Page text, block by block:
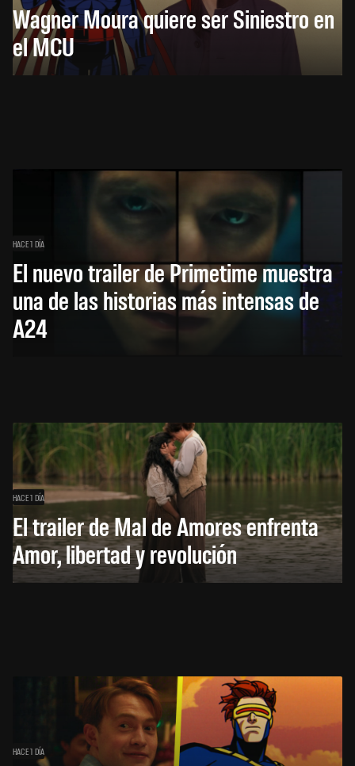
Wagner Moura quiere ser Siniestro en
el MCU
HACE 1 DÍA
El nuevo trailer de Primetime muestra
una de las historias más intensas de
A24
HACE 1 DÍA
El trailer de Mal de Amores enfrenta
Amor, libertad y revolución
HACE 1 DÍA